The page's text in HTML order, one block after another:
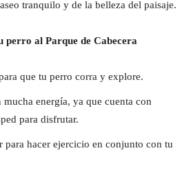
tranquilo y de la belleza del paisaje.
perro al Parque de Cabecera
que tu perro corra y explore.
energía, ya que cuenta con
para disfrutar.
para hacer ejercicio en conjunto con tu